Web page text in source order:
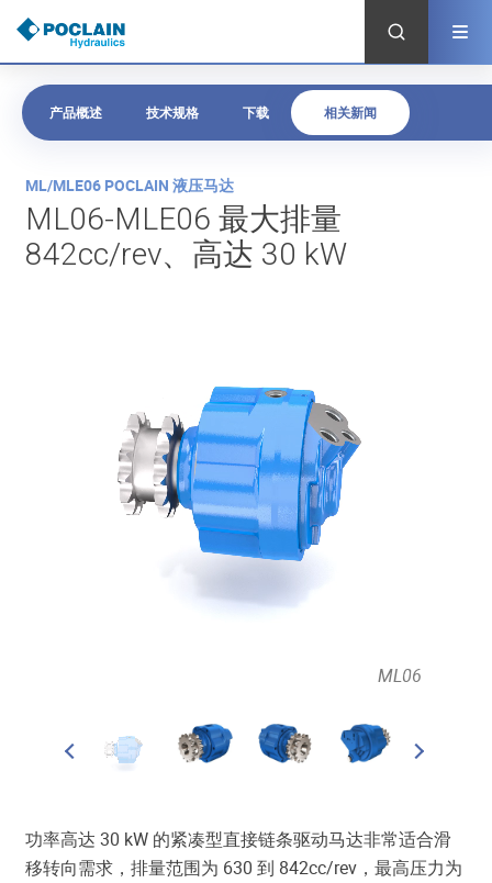
转
主
产品概述 技术规格 下载 相关新闻
ML/MLE06 POCLAIN 液压马达
ML06-MLE06 最大排量
842cc/rev、高达 30 kW
ML06
功率高达 30 kW 的紧凑型直接链条驱动马达非常适合滑
移转向需求，排量范围为 630 到 842cc/rev，最高压力为